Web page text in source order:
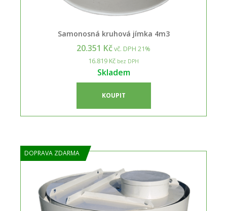
Samonosná kruhová jímka 4m3
20.351 Kčvč. DPH 21%
16.819 Kč bez DPH
Skladem
KOUPIT
DOPRAVA ZDARMA